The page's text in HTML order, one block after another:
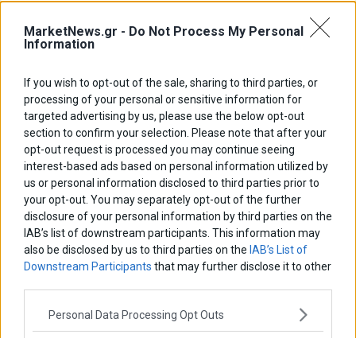
MarketNews.gr - Do Not Process My Personal
Information
If you wish to opt-out of the sale, sharing to third parties, or
processing of your personal or sensitive information for
targeted advertising by us, please use the below opt-out
section to confirm your selection. Please note that after your
opt-out request is processed you may continue seeing
interest-based ads based on personal information utilized by
us or personal information disclosed to third parties prior to
your opt-out. You may separately opt-out of the further
disclosure of your personal information by third parties on the
IAB’s list of downstream participants. This information may
also be disclosed by us to third parties on the IAB’s List of
Downstream Participants that may further disclose it to other
Personal Data Processing Opt Outs
Αποθήκευσε το όνομά μου, email, και τον ιστότοπο μου σε αυτόν
Πλοήγηση
άρθρων
ΠΡΟΗΓΟΥΜΕΝΟ ΑΡΘΡΟ
Previous
post:
Α21 Επίδομα Παιδιού:
Ανοίγει η πλατφόρμα 31/3 –
Πώς κάνετε αίτηση
ΕΠΟΜΕΝΟ ΑΡΘΡΟ
Χρηματιστήριο: Πτώση και
μάχη στις 2.000 μονάδες –
Πιέσεις στις τράπεζες
ΑΡΘΡΟΓΡΑΦΟΙ
Ελευθερία Κούρταλη
Οι «τιμωροί» των ομολόγων επέστρεψαν
Εύη Φραγκάκη